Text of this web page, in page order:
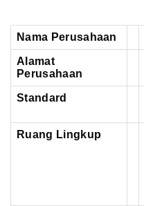
Nama Perusahaan
Alamat
Perusahaan
Standard
Ruang Lingkup